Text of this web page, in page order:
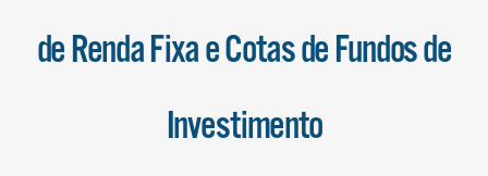
de Renda Fixa e Cotas de Fundos de
Investimento